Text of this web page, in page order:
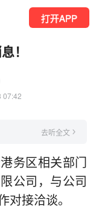
打开APP
！
07:42
去听全文
务区相关部门
公司，与公司
对接洽谈。